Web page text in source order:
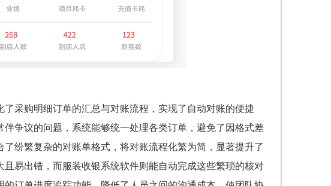
采购明细订单的汇总与对账流程，实现了自动对账的便捷
争议的问题，系统能够统一处理各类订单，避免了因格式差
纷繁复杂的对账单格式，将对账流程化繁为简，显著提升了
易出错，而服装收银系统软件则能自动完成这些繁琐的核对